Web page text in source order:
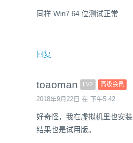
同样 Win7 64 位测试正常
回复
toaoman LV2 高级会员
2018年9月22日 在 下午5:42
好奇怪，我在虚拟机里也安装
结果也是试用版。